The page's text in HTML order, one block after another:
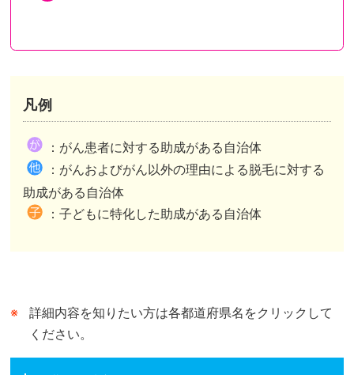
都道府県内市区町村が助成を行いその情報を都道府県がまとめたケースがあります。
市区町村独自の助成がある自治体は、自治体公式ホームページの助成事業ページまたは概要が記されたページへリンクしています。
市区町村独自の助成がない自治体は、自治体公式ホームページのトップページへリンクしています。
都道府県が行う助成との併用可、不可は市区町村によって異なります。
凡例
：がん患者に対する助成がある自治体
：がんおよびがん以外の理由による脱毛に対する
助成がある自治体
：子どもに特化した助成がある自治体
詳細内容を知りたい方は各都道府県名をクリックして
ください。